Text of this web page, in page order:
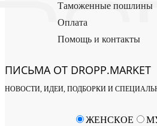
Таможенные пошлины
Оплата
Помощь и контакты
ПИСЬМА ОТ DROPP.MARKET
НОВОСТИ, ИДЕИ, ПОДБОРКИ И
ЖЕНСКОЕ